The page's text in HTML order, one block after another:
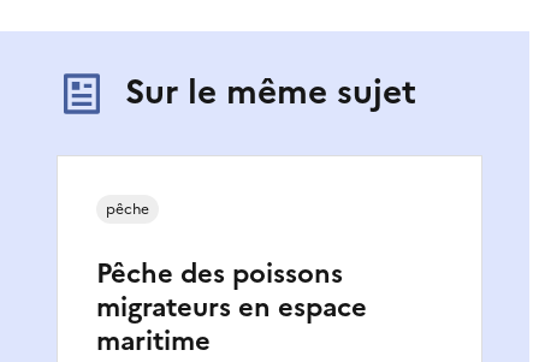
Sur le même sujet
Pêche des poissons
migrateurs en espace
maritime
pêche